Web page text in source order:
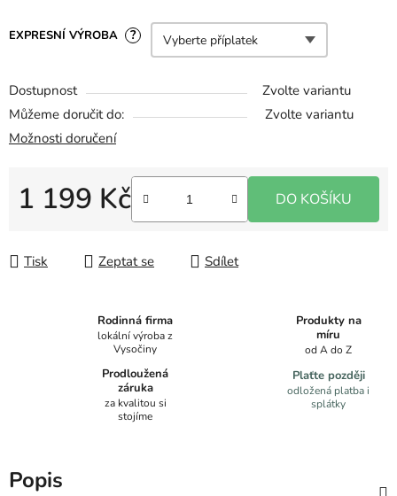
EXPRESNÍ VÝROBA ?
Dostupnost
Zvolte variantu
Můžeme doručit do:
Zvolte variantu
Možnosti doručení
1 199 Kč DO KOŠÍKU
Tisk Zeptat se Sdílet
Rodinná firma
lokální výroba z
Vysočiny
Produkty na
míru
od A do Z
Prodloužená
záruka
za kvalitou si
stojíme
Plaťte později
odložená platba i
splátky
Popis